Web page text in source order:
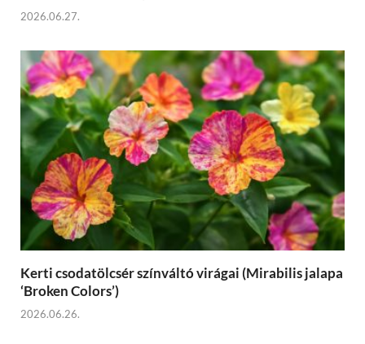
2026.06.27.
Kerti csodatölcsér színváltó virágai (Mirabilis jalapa
‘Broken Colors’)
2026.06.26.